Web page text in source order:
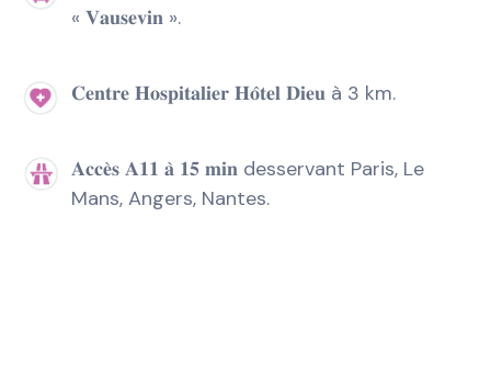
« 𝐕𝐚𝐮𝐬𝐞𝐯𝐢𝐧 ».
𝐂𝐞𝐧𝐭𝐫𝐞 𝐇𝐨𝐬𝐩𝐢𝐭𝐚𝐥𝐢𝐞𝐫 𝐇𝐨̂𝐭𝐞𝐥 𝐃𝐢𝐞𝐮 à 3 km.
𝐀𝐜𝐜𝐞̀𝐬 𝐀𝟏𝟏 𝐚̀ 𝟏𝟓 𝐦𝐢𝐧 desservant Paris, Le
Mans, Angers, Nantes.